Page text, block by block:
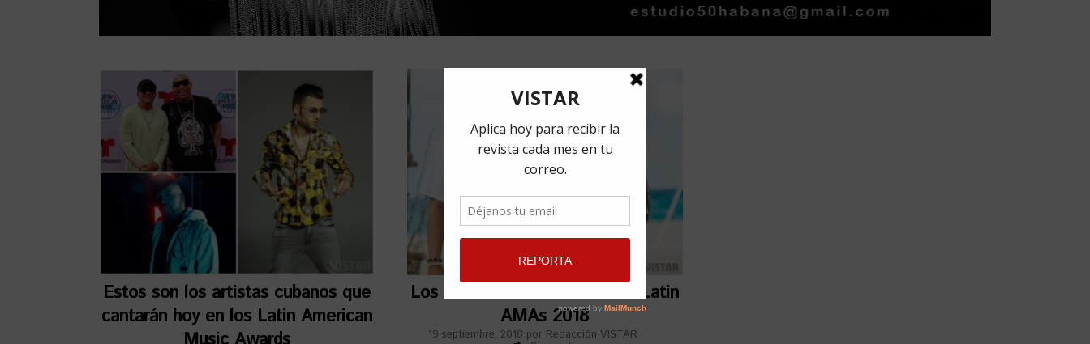
Estos son los artistas cubanos que
cantarán hoy en los Latin American
Los cubanos nominados a los Latin
AMAs 2018
19 septiembre, 2018 por Redacción VISTAR